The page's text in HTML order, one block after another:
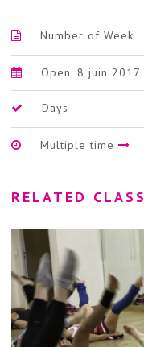
Number of Week
Open: 8 juin 2017
Days
Multiple time
RELATED CLASS